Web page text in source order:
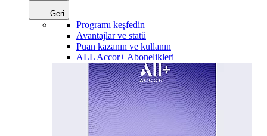
Geri
Programı keşfedin
Avantajlar ve statü
Puan kazanın ve kullanın
ALL Accor+ Abonelikleri